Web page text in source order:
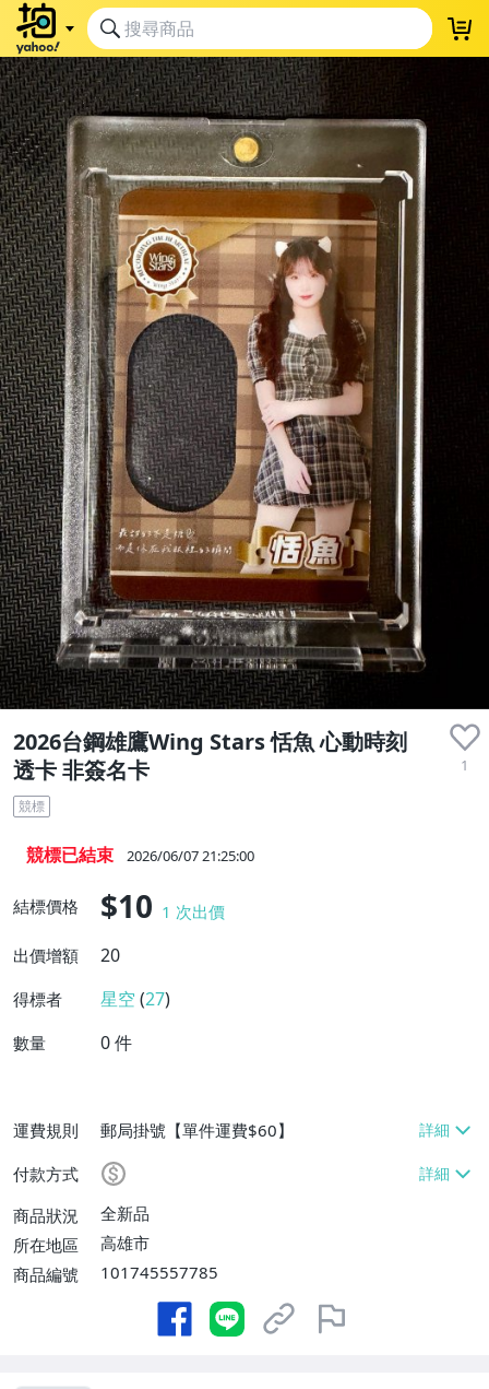
2026台鋼雄鷹Wing Stars 恬魚 心動時刻
透卡 非簽名卡
1
競標
競標已結束 2026/06/07 21:25:00
結標價格 $10 1 次出價
出價增額
20
得標者 星空 (27)
數量 0件
運費規則
郵局掛號【單件運費$60】
付款方式
商品狀況
全新品
所在地區
高雄市
商品編號
101745557785